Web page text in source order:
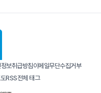
보취급방침이메일무단수집거부
RSS전체 태그